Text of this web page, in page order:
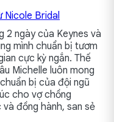
Nicole Bridal
2 ngày của Keynes và
mình chuẩn bị tươm
cực kỳ ngắn. Thế
Michelle luôn mong
bị của đội ngũ
cho vợ chồng
đồng hành, san sẻ